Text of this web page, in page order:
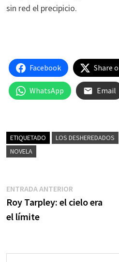
sin red el precipicio.
Facebook Share
WhatsApp Email
ETIQUETADO LOS DESHEREDADOS
NOVELA
Navegación
de
ENTRADA ANTERIOREntrada
anterior:
Roy Tarpley: el cielo era
el límite